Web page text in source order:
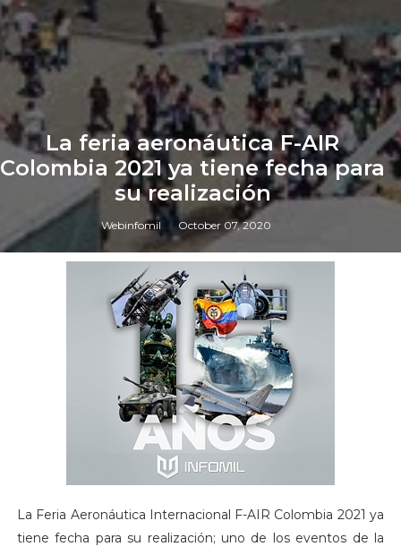
La feria aeronáutica F-AIR
Colombia 2021 ya tiene fecha para
su realización
Webinfomil October 07, 2020
La Feria Aeronáutica Internacional F-AIR Colombia 2021 ya
tiene fecha para su realización; uno de los eventos de la